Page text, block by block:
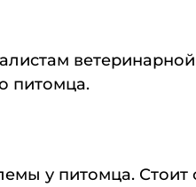
питомца.
у питомца. Стоит